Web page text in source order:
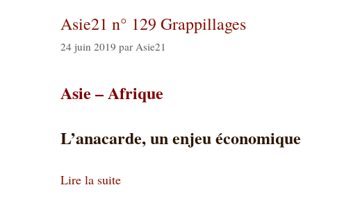
Asie21 n° 129 Grappillages
24 juin 2019 par Asie21
Asie – Afrique
L’anacarde, un enjeu économique
Lire la suite